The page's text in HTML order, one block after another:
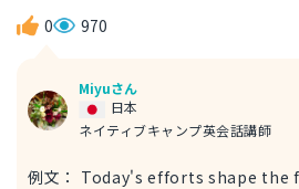
0 970
Miyuさん
ネイティブキャンプ英会話講師
日本
例文： Today's efforts shape the